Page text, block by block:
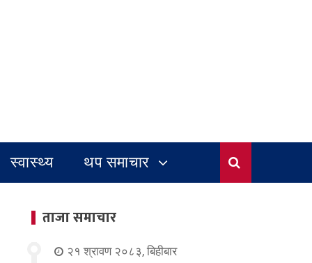
स्वास्थ्य थप समाचार
ताजा समाचार
२१ श्रावण २०८३, बिहीबार